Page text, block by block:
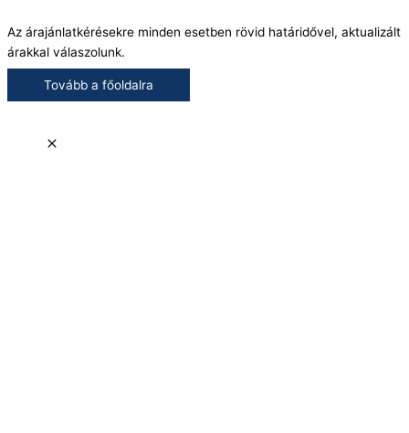
Az árajánlatkérésekre minden esetben rövid határidővel, aktualizált
árakkal válaszolunk.
Tovább a főoldalra